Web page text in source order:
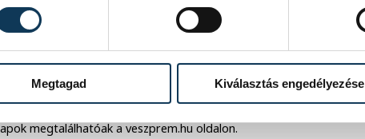
Megtagad Kiválasztás engedélyezése
honlapon és a Veszprémi 7 Napban közlésre kerül
Zoltán irodavezetőnél a +3620/272-9444 telefonszámon
mail címen.
megtalálhatóak a veszprem.hu oldalon.